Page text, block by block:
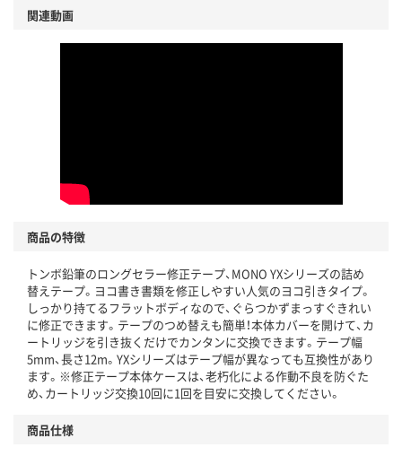
関連動画
商品の特徴
トンボ鉛筆のロングセラー修正テープ、MONO YXシリーズの詰め
替えテープ。ヨコ書き書類を修正しやすい人気のヨコ引きタイプ。
しっかり持てるフラットボディなので、ぐらつかずまっすぐきれい
に修正できます。テープのつめ替えも簡単！本体カバーを開けて、カ
ートリッジを引き抜くだけでカンタンに交換できます。テープ幅
5mm、長さ12m。YXシリーズはテープ幅が異なっても互換性があり
ます。※修正テープ本体ケースは、老朽化による作動不良を防ぐた
め、カートリッジ交換10回に1回を目安に交換してください。
商品仕様